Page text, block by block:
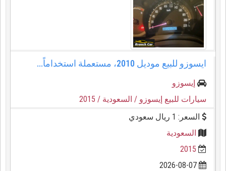
ايسوزو للبيع موديل 2010، مستعملة استخداماً...
إيسوزو
سيارات للبيع إيسوزو / السعودية / 2015
السعر: 1 ريال سعودي
السعودية
2015